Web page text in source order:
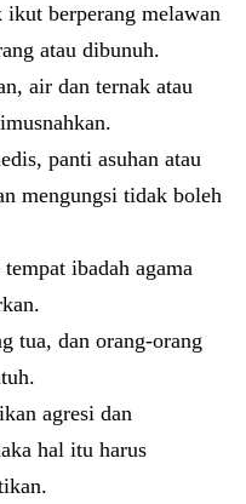
berperang melawan
atau dibunuh.
air dan ternak atau
panti asuhan atau
mengungsi tidak boleh
ibadah agama
tua, dan orang-orang
agresi dan
hal itu harus